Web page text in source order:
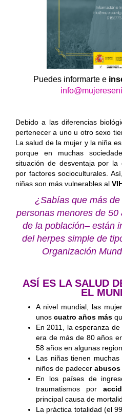
Puedes informarte e
Debido a las diferencias
pertenecer a uno u otro sexo
La salud de la mujer y la niña
porque en muchas
situación de desventaja por la
por factores socioculturales.
niñas son más vulnerables al
¿Sabías que más
personas menores de 50
de la población– están
del herpes simple de
Organización
ASÍ ES LA SALUD
EL
A nivel mundial, las
unos cuatro años más
En 2011, la esperanza
era de más de 80 años
58 años en algunas
Las niñas tienen
niños de padecer abusos
En los países de
traumatismos por
principal causa de
La práctica totalidad (el